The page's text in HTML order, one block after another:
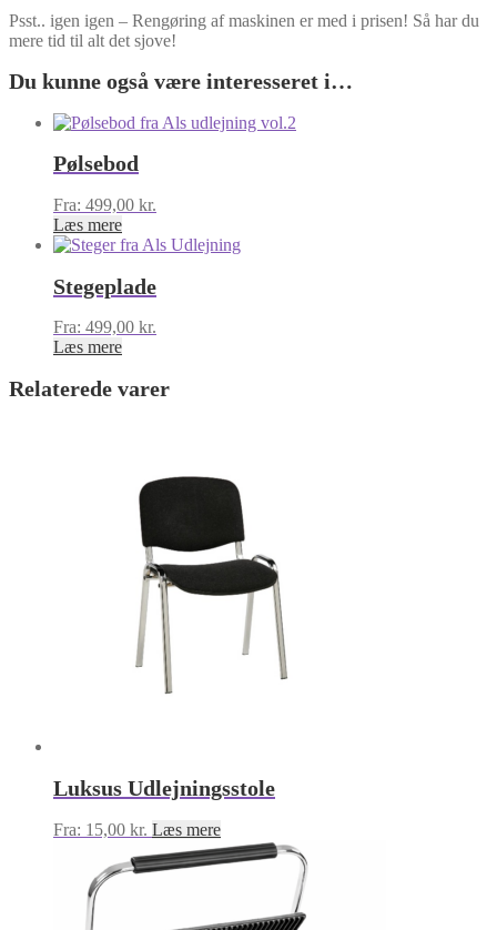
Psst.. igen igen – Rengøring af maskinen er med i prisen! Så har du
mere tid til alt det sjove!
Du kunne også være interesseret i…
Pølsebod
Fra: 499,00 kr.
Læs mere
Stegeplade
Fra: 499,00 kr.
Læs mere
Relaterede varer
Luksus Udlejningsstole
Fra: 15,00 kr. Læs mere